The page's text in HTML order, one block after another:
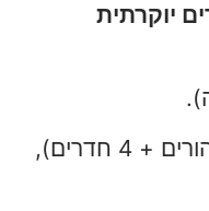
– דירת 5 חדרים יוקרתית
5 חדרים (יחידת הורים + 4 חדרים),